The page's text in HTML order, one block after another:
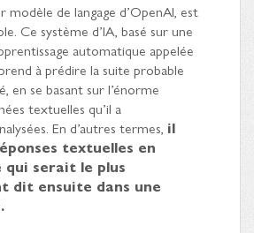
modèle de langage d’OpenAI, est
Ce système d’IA, basé sur une
automatique appelée
à prédire la suite probable
en se basant sur l’énorme
textuelles qu’il a
En d’autres termes, il
textuelles en
serait le plus
dit ensuite dans une